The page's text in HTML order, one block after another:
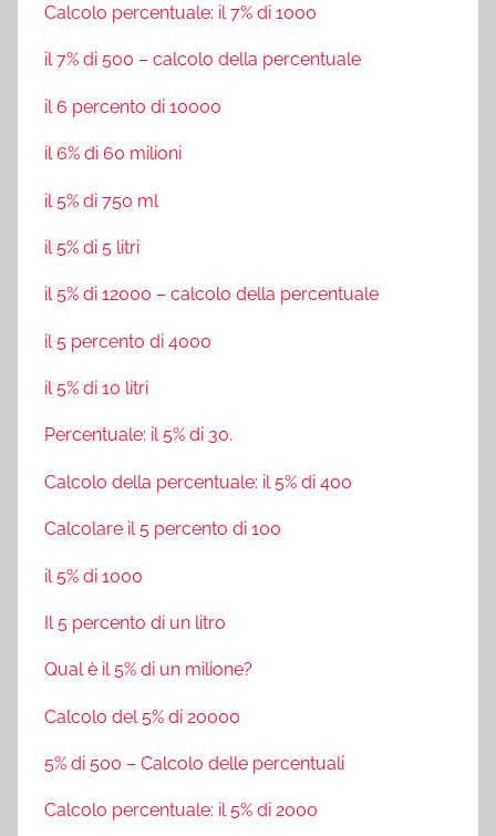
Calcolo percentuale: il 7% di 1000
il 7% di 500 – calcolo della percentuale
il 6 percento di 10000
il 6% di 60 milioni
il 5% di 750 ml
il 5% di 5 litri
il 5% di 12000 – calcolo della percentuale
il 5 percento di 4000
il 5% di 10 litri
Percentuale: il 5% di 30.
Calcolo della percentuale: il 5% di 400
Calcolare il 5 percento di 100
il 5% di 1000
Il 5 percento di un litro
Qual è il 5% di un milione?
Calcolo del 5% di 20000
5% di 500 – Calcolo delle percentuali
Calcolo percentuale: il 5% di 2000